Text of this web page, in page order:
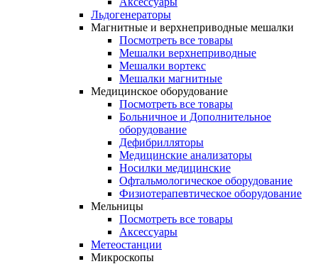
Льдогенераторы
Магнитные и верхнеприводные мешалки
Посмотреть все товары
Мешалки верхнеприводные
Мешалки вортекс
Мешалки магнитные
Медицинское оборудование
Посмотреть все товары
Больничное и Дополнительное
оборудование
Дефибрилляторы
Медицинские анализаторы
Носилки медицинские
Офтальмологическое оборудование
Физиотерапевтическое оборудование
Мельницы
Посмотреть все товары
Аксессуары
Метеостанции
Микроскопы